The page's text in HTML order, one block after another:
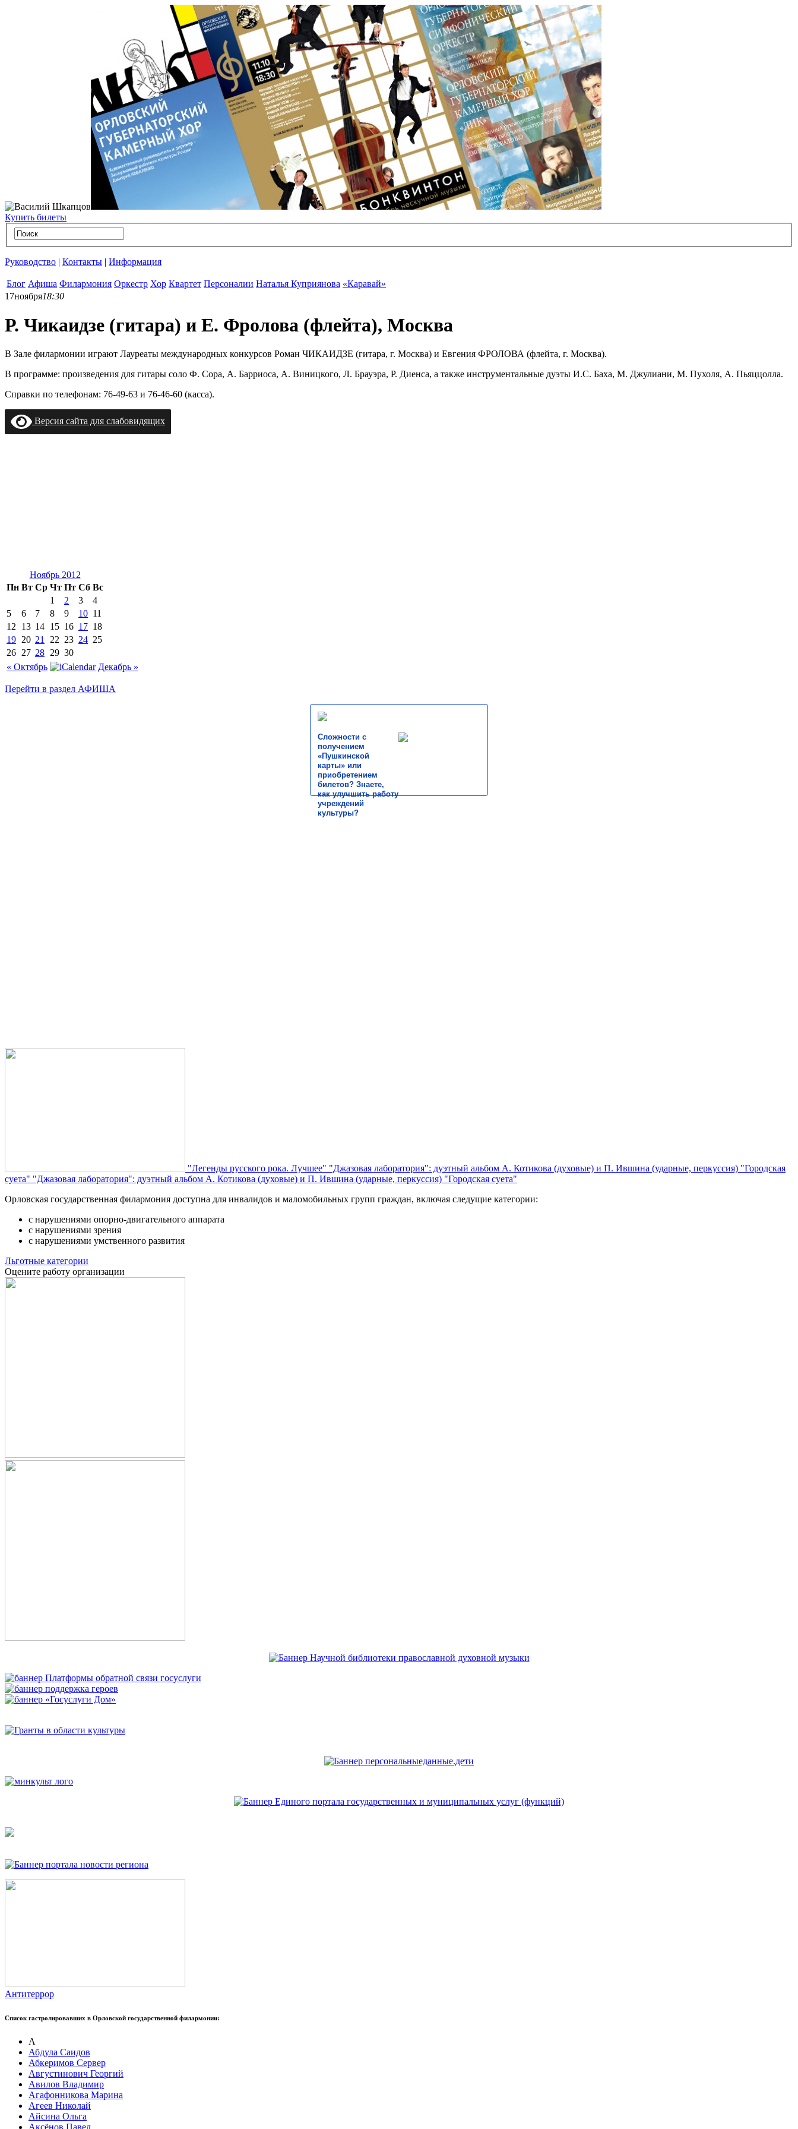
Купить билеты
Руководство | Контакты | Информация
Блог Афиша Филармония Оркестр Хор Квартет Персоналии Наталья Куприянова «Каравай»
17ноября18:30
Р. Чикаидзе (гитара) и Е. Фролова (флейта), Москва
B Зале филармонии играют Лауреаты международных конкурсов Роман ЧИКАИДЗЕ (гитара, г. Москва) и Евгения ФРОЛОВА (флейта, г. Москва).
В программе: произведения для гитары соло Ф. Сора, А. Барриоса, А. Виницкого, Л. Брауэра, Р. Диенса, а также инструментальные дуэты И.С. Баха, М. Джулиани, М. Пухоля, А. Пьяццолла.
Справки по телефонам: 76-49-63 и 76-46-60 (касса).
Версия сайта для слабовидящих
Ноябрь 2012
Пн Вт Ср Чт Пт Сб Вс
1
2 3
4
5
6 7 8 9 10 11
12 13 14 15 16 17 18
19 20 21 22 23 24 25
26 27 28 29 30
« Октябрь
Декабрь »
Перейти в раздел АФИША
Сложности с
получением
«Пушкинской
карты» или
приобретением
билетов? Знаете,
как улучшить работу
учреждений
культуры?
"Легенды русского рока. Лучшее" "Джазовая лаборатория": дуэтный альбом А. Котикова (духовые) и П. Ившина (ударные, перкуссия) "Городская
суета" "Джазовая лаборатория": дуэтный альбом А. Котикова (духовые) и П. Ившина (ударные, перкуссия) "Городская суета"
Орловская государственная филармония доступна для инвалидов и маломобильных групп граждан, включая следущие категории:
с нарушениями опорно-двигательного аппарата
с нарушениями зрения
с нарушениями умственного развития
Льготные категории
Оцените работу организации
Антитеррор
Список гастролировавших в Орловской государственной филармонии:
А
Абдула Саидов
Абкеримов Сервер
Августинович Георгий
Авилов Владимир
Агафонникова Марина
Агеев Николай
Айсина Ольга